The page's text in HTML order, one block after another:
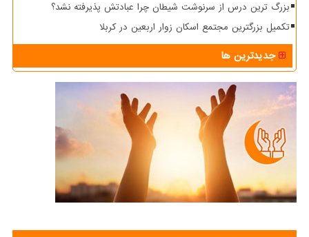
بزرگ ترین درس از سرنوشت شیطان چرا عبادتش پذیرفته نشد؟
تکمیل بزرگترین مجتمع اسکان زوار اربعین در کربلا
جدیدترین ها